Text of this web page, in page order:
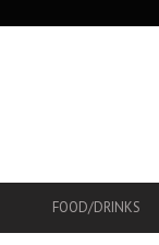
FOOD/DRINKS